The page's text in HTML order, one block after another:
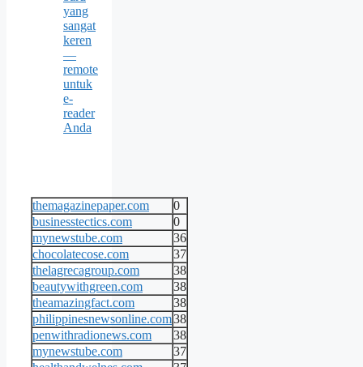
yang
sangat
keren
—
remote
untuk
e-
reader
Anda
themagazinepaper.com
0
businesstectics.com
0
mynewstube.com
36
chocolatecose.com
37
thelagrecagroup.com
38
beautywithgreen.com
38
theamazingfact.com
38
philippinesnewsonline.com38
penwithradionews.com
38
mynewstube.com
37